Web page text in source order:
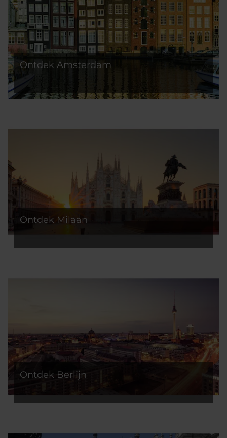
Ontdek Amsterdam
Ontdek Milaan
Ontdek Berlijn